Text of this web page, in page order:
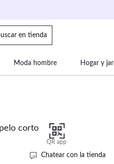
en tienda
Moda hombre Hogar y
corto
QR app
Chatear con la tienda